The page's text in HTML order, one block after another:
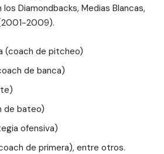
Diamondbacks, Medias Blancas,
2009).
(coach de pitcheo)
de banca)
de bateo)
ofensiva)
de primera), entre otros.